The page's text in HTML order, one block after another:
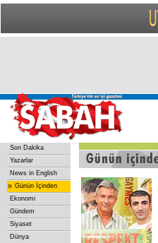
Son Dakika
Yazarlar
News in English
» Günün İçinden
Ekonomi
Gündem
Siyaset
Dünya